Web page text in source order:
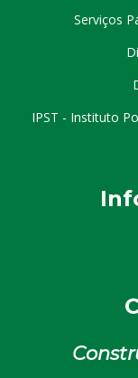
Serviços
IPST - Instituto
I